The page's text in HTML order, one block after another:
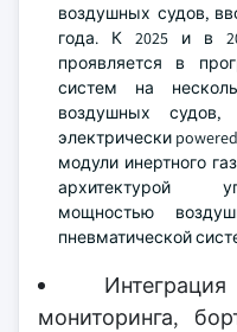
воздушных судов,
года. К 2025 и в
проявляется в
систем на
воздушных судов,
электрически
модули инертного
архитектурой
мощностью
пневматической
мониторинга,